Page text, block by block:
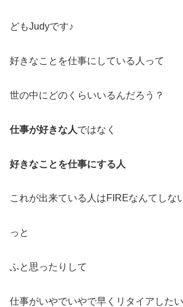
どもJudyです♪
好きなことを仕事にしている人って
世の中にどのくらいいるんだろう？
仕事が好きな人ではなく
好きなことを仕事にする人
これが出来ている人はFIREなんてしな
っと
ふと思ったりして
仕事がいやでいやで早くリタイアしたい